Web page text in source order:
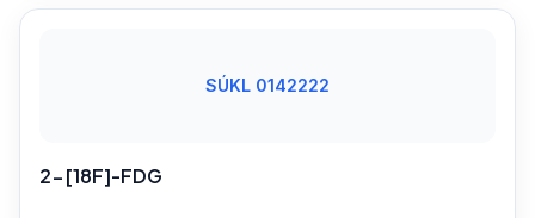
SÚKL 0142222
2-[18F]-FDG